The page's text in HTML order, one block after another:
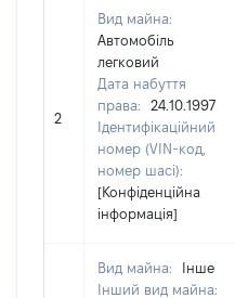
2
Вид майна:
Автомобіль
легковий
Дата набуття
права:
24.10.1997
Ідентифікаційний
номер (VIN-код,
номер шасі):
[Конфіденційна
інформація]
Вид майна:
Інше
Інший вид майна: